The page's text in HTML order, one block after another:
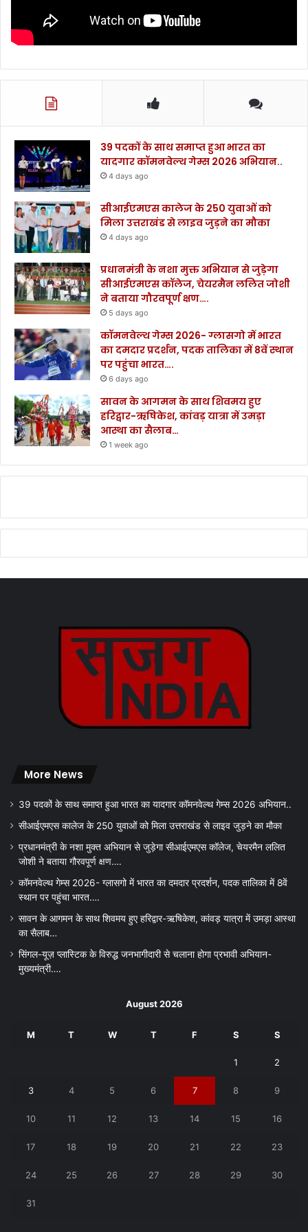
39 पदकों के साथ समाप्त हुआ भारत का
यादगार कॉमनवेल्थ गेम्स 2026 अभियान..
4 days ago
सीआईएमएस कालेज के 250 युवाओं को
मिला उत्तराखंड से लाइव जुड़ने का मौका
4 days ago
प्रधानमंत्री के नशा मुक्त अभियान से जुड़ेगा
सीआईएमएस कॉलेज, चेयरमैन ललित जोशी
ने बताया गौरवपूर्ण क्षण….
5 days ago
कॉमनवेल्थ गेम्स 2026- ग्लासगो में भारत
का दमदार प्रदर्शन, पदक तालिका में 8वें स्थान
पर पहुंचा भारत….
6 days ago
सावन के आगमन के साथ शिवमय हुए
हरिद्वार-ऋषिकेश, कांवड़ यात्रा में उमड़ा
आस्था का सैलाब…
1 week ago
More News
39 पदकों के साथ समाप्त हुआ भारत का यादगार कॉमनवेल्थ गेम्स 2026 अभियान..
सीआईएमएस कालेज के 250 युवाओं को मिला उत्तराखंड से लाइव जुड़ने का मौका
प्रधानमंत्री के नशा मुक्त अभियान से जुड़ेगा सीआईएमएस कॉलेज, चेयरमैन ललित
जोशी ने बताया गौरवपूर्ण क्षण….
कॉमनवेल्थ गेम्स 2026- ग्लासगो में भारत का दमदार प्रदर्शन, पदक तालिका में 8वें
स्थान पर पहुंचा भारत….
सावन के आगमन के साथ शिवमय हुए हरिद्वार-ऋषिकेश, कांवड़ यात्रा में उमड़ा आस्था
का सैलाब…
सिंगल-यूज़ प्लास्टिक के विरुद्ध जनभागीदारी से चलाना होगा प्रभावी अभियान-
मुख्यमंत्री….
August 2026
M T W T F S S
1 2
3 4 5 6 7 8 9
10 11 12 13 14 15 16
17 18 19 20 21 22 23
24 25 26 27 28 29 30
31